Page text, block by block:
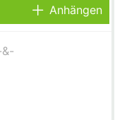
Anhängen